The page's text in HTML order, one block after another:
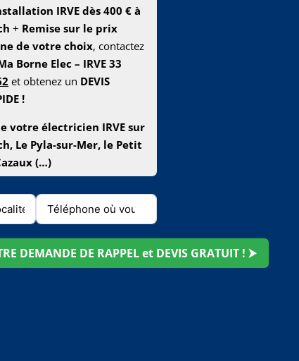
IRVE dès 400 € à
+ Remise sur le prix
de votre choix, contactez
Borne Elec – IRVE 33
et obtenez un DEVIS
!
votre électricien IRVE sur
Le Pyla-sur-Mer, le Petit
(…)
DEMANDE DE RAPPEL et DEVIS GRATUIT ! ⮞